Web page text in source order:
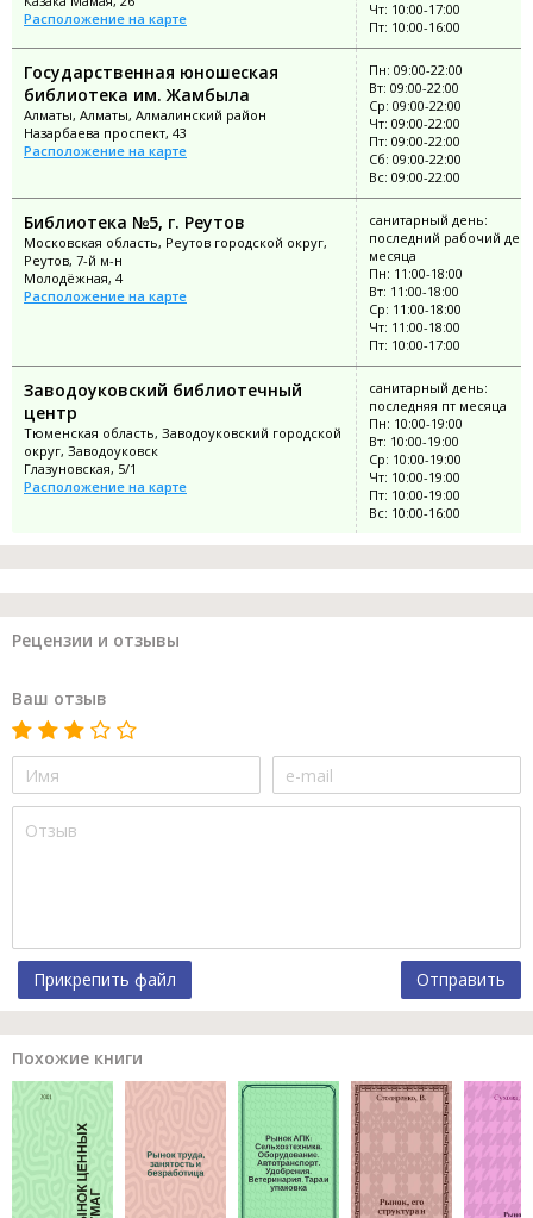
Расположение на карте
Чт: 10:00-17:00
Пт: 10:00-16:00
Государственная юношеская
библиотека им. Жамбыла
Алматы, Алматы, Алмалинский район
Назарбаева проспект, 43
Расположение на карте
Пн: 09:00-22:00
Вт: 09:00-22:00
Ср: 09:00-22:00
Чт: 09:00-22:00
Пт: 09:00-22:00
Сб: 09:00-22:00
Вс: 09:00-22:00
Библиотека №5, г. Реутов
Московская область, Реутов городской округ,
Реутов, 7-й м-н
Молодёжная, 4
Расположение на карте
санитарный день:
последний рабочий
месяца
Пн: 11:00-18:00
Вт: 11:00-18:00
Ср: 11:00-18:00
Чт: 11:00-18:00
Пт: 10:00-17:00
Заводоуковский библиотечный
центр
Тюменская область, Заводоуковский городской
округ, Заводоуковск
Глазуновская, 5/1
Расположение на карте
санитарный день:
последняя пт месяца
Пн: 10:00-19:00
Вт: 10:00-19:00
Ср: 10:00-19:00
Чт: 10:00-19:00
Пт: 10:00-19:00
Вс: 10:00-16:00
Рецензии и отзывы
Ваш отзыв
Прикрепить файл Отправить
Похожие книги